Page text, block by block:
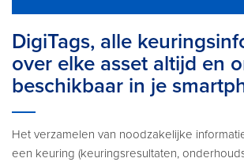
DigiTags, alle
over elke asset altijd en
beschikbaar in je
Het verzamelen van noodzakelijke
een keuring (keuringsresultaten,